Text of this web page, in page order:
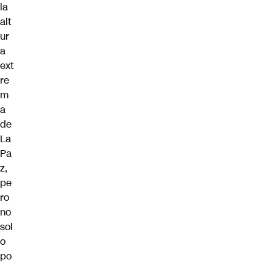
la
alt
ur
a
ext
re
m
a
de
La
Pa
z,
pe
ro
no
sol
o
po